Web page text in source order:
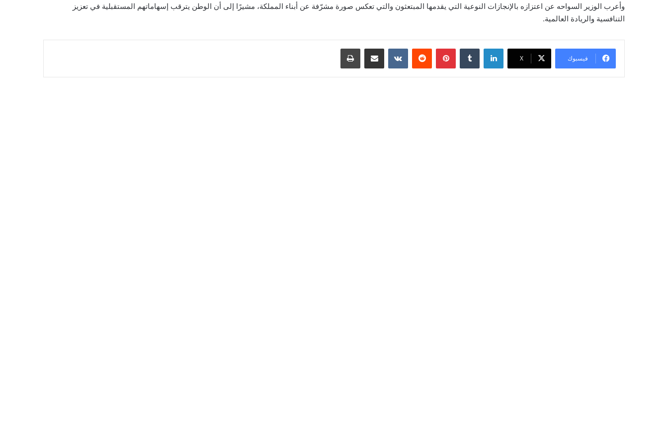
وأعرب الوزير السواحه عن اعتزازه بالإنجازات النوعية التي يقدمها المبتعثون والتي تعكس صورة مشرّفة عن أبناء المملكة، مشيرًا إلى أن الوطن يترقب إسهاماتهم المستقبلية في تعزيز
التنافسية والريادة العالمية.
فيسبوك ‫X
لينكدإن بينتيريست